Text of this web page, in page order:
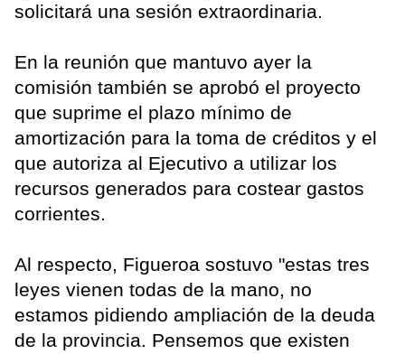
solicitará una sesión extraordinaria.
En la reunión que mantuvo ayer la
comisión también se aprobó el proyecto
que suprime el plazo mínimo de
amortización para la toma de créditos y el
que autoriza al Ejecutivo a utilizar los
recursos generados para costear gastos
corrientes.
Al respecto, Figueroa sostuvo "estas tres
leyes vienen todas de la mano, no
estamos pidiendo ampliación de la deuda
de la provincia. Pensemos que existen